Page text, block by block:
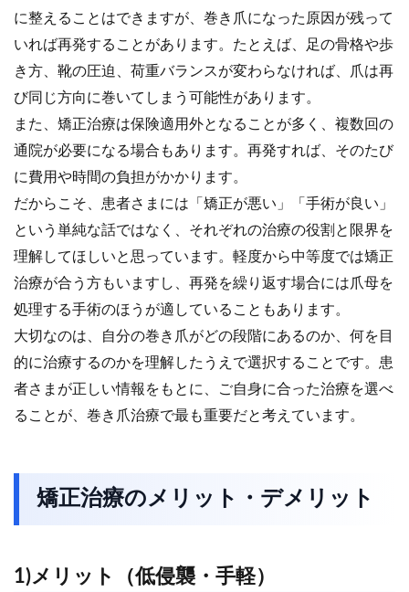
に整えることはできますが、巻き爪になった原因が残って
いれば再発することがあります。たとえば、足の骨格や歩
き方、靴の圧迫、荷重バランスが変わらなければ、爪は再
び同じ方向に巻いてしまう可能性があります。
また、矯正治療は保険適用外となることが多く、複数回の
通院が必要になる場合もあります。再発すれば、そのたび
に費用や時間の負担がかかります。
だからこそ、患者さまには「矯正が悪い」「手術が良い」
という単純な話ではなく、それぞれの治療の役割と限界を
理解してほしいと思っています。軽度から中等度では矯正
治療が合う方もいますし、再発を繰り返す場合には爪母を
処理する手術のほうが適していることもあります。
大切なのは、自分の巻き爪がどの段階にあるのか、何を目
的に治療するのかを理解したうえで選択することです。患
者さまが正しい情報をもとに、ご自身に合った治療を選べ
ることが、巻き爪治療で最も重要だと考えています。
矯正治療のメリット・デメリット
1)メリット（低侵襲・手軽）